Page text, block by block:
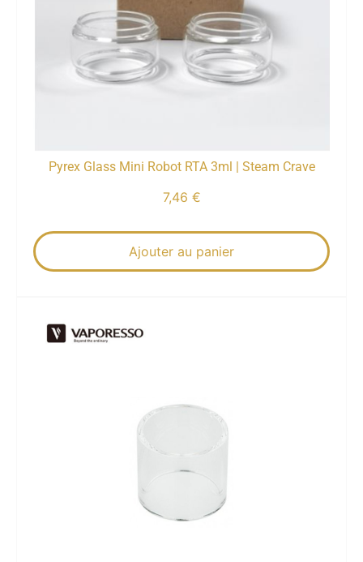
Pyrex Glass Mini Robot RTA 3ml | Steam Crave
7,46 €
Ajouter au panier